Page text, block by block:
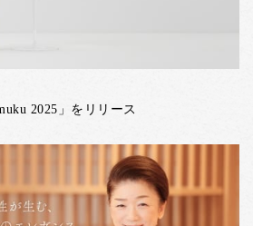
2025」をリリース